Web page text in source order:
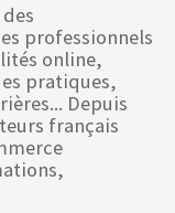
professionnels
online,
pratiques,
Depuis
français